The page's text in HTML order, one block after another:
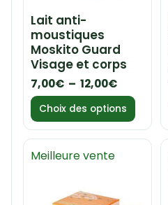
Lait anti-
moustiques
Moskito Guard
Visage et corps
7,00€ – 12,00€
Choix des options
Meilleure vente